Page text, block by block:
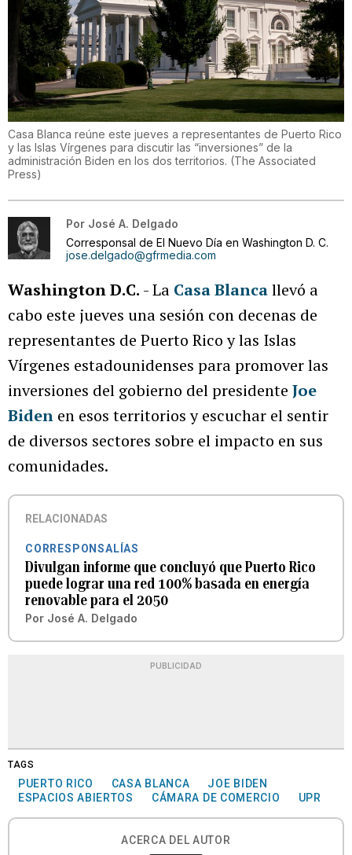
Casa Blanca reúne este jueves a representantes de Puerto Rico
y las Islas Vírgenes para discutir las “inversiones” de la
administración Biden en los dos territorios. (The Associated
Press)
Por José A. Delgado
Corresponsal de El Nuevo Día en Washington D. C.
jose.delgado@gfrmedia.com
Washington D.C. - La Casa Blancallevó a
cabo este jueves una sesión con decenas de
representantes de Puerto Rico y las Islas
Vírgenes estadounidenses para promover las
inversiones del gobierno del presidente Joe
Biden en esos territorios y escuchar el sentir
de diversos sectores sobre el impacto en sus
comunidades.
RELACIONADAS
CORRESPONSALÍAS
Divulgan informe que concluyó que Puerto Rico
puede lograr una red 100% basada en energía
renovable para el 2050
Por José A. Delgado
PUBLICIDAD
TAGS
PUERTO RICO CASA BLANCA
JOE BIDEN
ESPACIOS ABIERTOS
CÁMARA DE COMERCIO UPR
ACERCA DEL AUTOR